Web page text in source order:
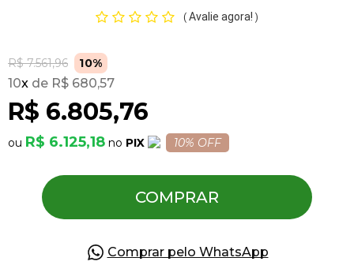
( Avalie agora! )
R$ 7.561,96 10%
R$ 6.805,76
10x R$ 680,57
R$ 6.125,18 PIX 10% OFF
COMPRAR
Comprar pelo WhatsApp
Pingentes
Pulseiras
Piercing
Pedras Preciosas
Presente